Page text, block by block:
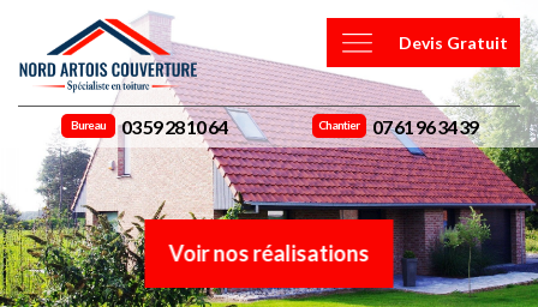
Devis Gratuit
Bureau 03 59 28 10 64 Chantier 07 61 96 34 39
Voir nos réalisations